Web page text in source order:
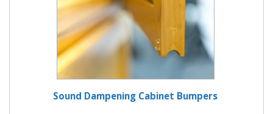
Sound Dampening Cabinet Bumpers